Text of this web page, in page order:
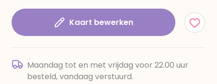
Kaart bewerken
Maandag tot en met vrijdag voor 22.00 uur
besteld, vandaag verstuurd.